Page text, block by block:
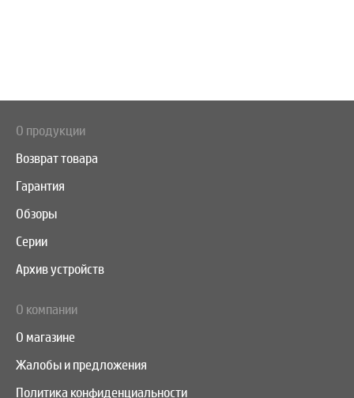
О продукции
Возврат товара
Гарантия
Обзоры
Серии
Архив устройств
О компании
О магазине
Жалобы и предложения
Политика конфиденциальности